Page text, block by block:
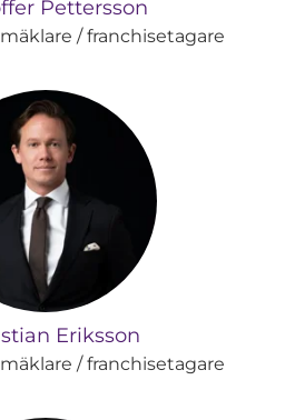
Pettersson
/ franchisetagare
Eriksson
/ franchisetagare